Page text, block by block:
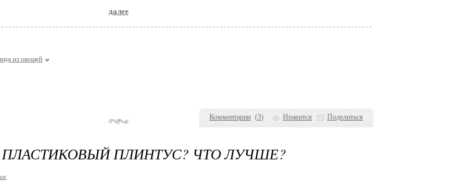
Комментарии (3) Нравится Поделиться
далее
из овощей
ПЛИНТУС? ЧТО ЛУЧШЕ?